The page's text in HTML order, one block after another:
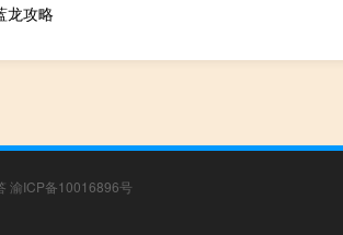
龙攻略
渝ICP备10016896号